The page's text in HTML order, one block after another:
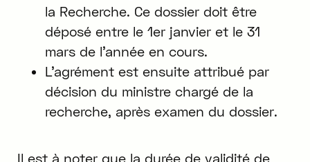
la Recherche. Ce dossier doit être
déposé entre le 1er janvier et le 31
mars de l'année en cours.
L'agrément est ensuite attribué par
décision du ministre chargé de la
recherche, après examen du dossier.
Il est à noter que la durée de validité de